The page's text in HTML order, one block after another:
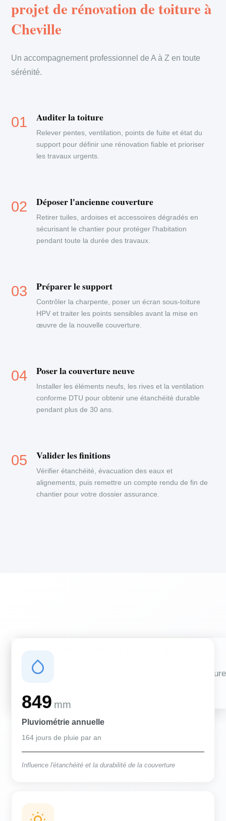
projet de rénovation de toiture à
Cheville
Un accompagnement professionnel de A à Z en toute
sérénité.
Auditer la toiture
Relever pentes, ventilation, points de fuite et état du
support pour définir une rénovation fiable et prioriser
les travaux urgents.
Déposer l'ancienne couverture
Retirer tuiles, ardoises et accessoires dégradés en
sécurisant le chantier pour protéger l'habitation
pendant toute la durée des travaux.
Préparer le support
Contrôler la charpente, poser un écran sous-toiture
HPV et traiter les points sensibles avant la mise en
œuvre de la nouvelle couverture.
Poser la couverture neuve
Installer les éléments neufs, les rives et la ventilation
conforme DTU pour obtenir une étanchéité durable
pendant plus de 30 ans.
Valider les finitions
Vérifier étanchéité, évacuation des eaux et
alignements, puis remettre un compte rendu de fin de
chantier pour votre dossier assurance.
Des conditions qui influencent vos travaux de couverture
849 mm
Pluviométrie annuelle
164 jours de pluie par an
Influence l'étanchéité et la durabilité de la couverture